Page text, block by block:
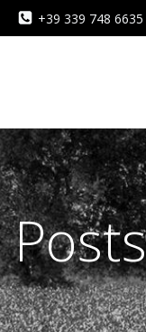
+39 339 748 6635